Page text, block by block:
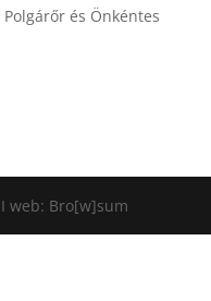
és Önkéntes
web: Bro[w]sum